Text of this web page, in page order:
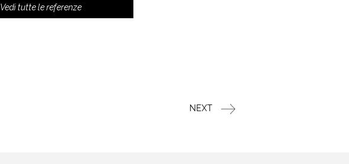
Vedi tutte le referenze
NEXT